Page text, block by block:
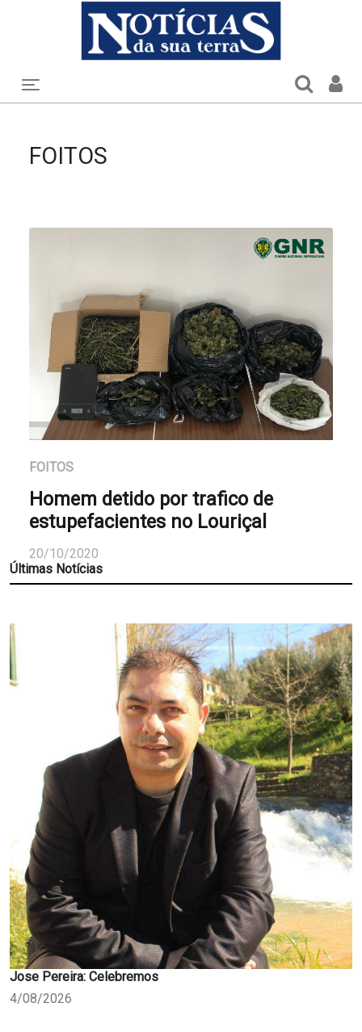
Toggle navigation
FOITOS
FOITOS
Homem detido por trafico de
estupefacientes no Louriçal
20/10/2020
Últimas Notícias
Jose Pereira: Celebremos
4/08/2026